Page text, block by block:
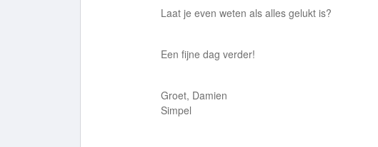
Laat je even weten als alles gelukt is?
Een fijne dag verder!
Groet, Damien
Simpel